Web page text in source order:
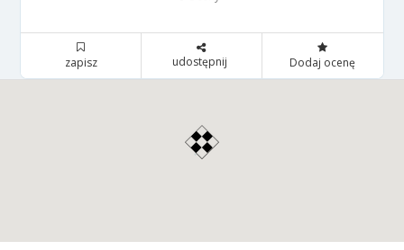
zapisz udostępnij Dodaj ocenę